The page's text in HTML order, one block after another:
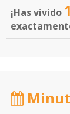
¡Has vivido